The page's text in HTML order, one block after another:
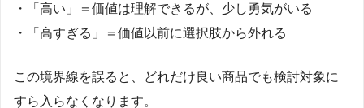
・「高い」＝価値は理解できるが、少し勇気がいる
・「高すぎる」＝価値以前に選択肢から外れる
この境界線を誤ると、どれだけ良い商品でも検討対象に
すら入らなくなります。